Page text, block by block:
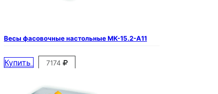
Весы фасовочные настольные МК-15.2-А11
Купить 7174